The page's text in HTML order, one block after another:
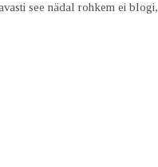
see nädal rohkem ei blogi,